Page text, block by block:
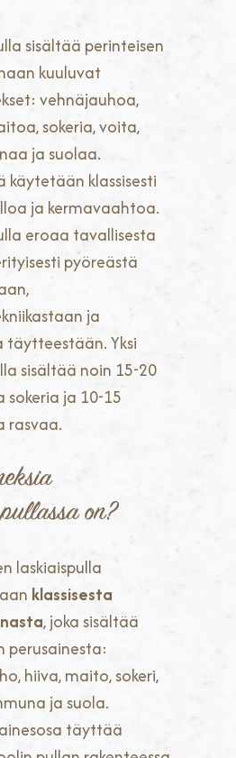
sisältää perinteisen
kuuluvat
vehnäjauhoa,
sokeria, voita,
ja suolaa.
käytetään klassisesti
ja kermavaahtoa.
eroaa tavallisesta
pyöreästä
ja
täytteestään. Yksi
sisältää noin 15-20
ja 10-15
rasvaa.
on?
laskiaispulla
klassisesta
, joka sisältää
perusainesta:
hiiva, maito, sokeri,
ja suola.
täyttää